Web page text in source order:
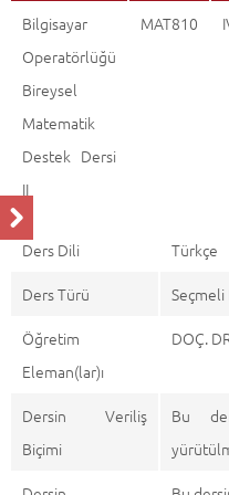
Bilgisayar
Operatörlüğü
Bireysel
Matematik
Destek Dersi
II
MAT810
Ders Dili
Türkçe
Ders Türü
Öğretim
Eleman(lar)ı
DOÇ.
Dersin Veriliş
Biçimi
Bu